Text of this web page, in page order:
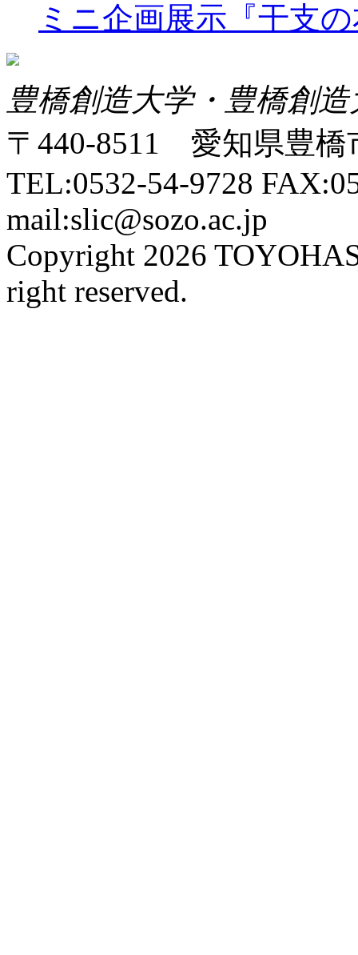
ミニ企画展示『干支
豊橋創造大学・豊橋創
〒440-8511 愛知県豊橋
TEL:0532-54-9728
mail:slic@sozo.ac.jp
Copyright 2026
right reserved.